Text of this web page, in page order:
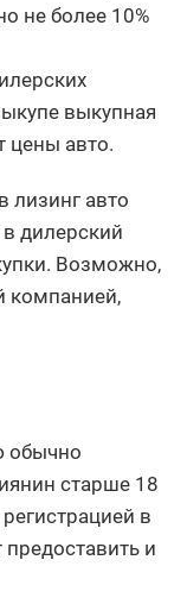
не более 10%
выкупная
цены авто.
лизинг авто
дилерский
Возможно,
компанией,
обычно
старше 18
в
и